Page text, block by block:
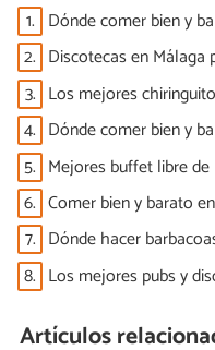
1. Dónde comer bien y
2. Discotecas en Málaga
3. Los mejores
4. Dónde comer bien y
5. Mejores buffet libre de
6. Comer bien y barato
7. Dónde hacer
8. Los mejores pubs y
Artículos